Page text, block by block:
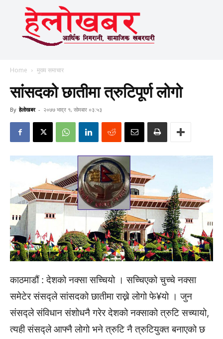
Home मुख्य समाचार
सांसदको छातीमा त्रुटिपूर्ण लोगो
By हेलाेखबर - २०७७ भाद्र १, सोमबार ०३:५३
काठमाडौं : देशको नक्सा सच्चियो । सच्चिएको चुच्चे नक्सा
समेटेर संसद्ले सांसदको छातीमा राख्ने लोगो फे¥यो । जुन
संसद्ले संविधान संशोधनै गरेर देशको नक्साको त्रुटि सच्यायो,
त्यही संसद्ले आफ्नै लोगो भने त्रुटि नै त्रुटियुक्त बनाएको छ